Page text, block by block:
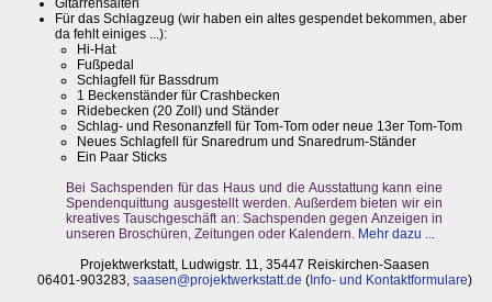
Gitarrensaiten
Für das Schlagzeug (wir haben ein altes gespendet bekommen, aber
da fehlt einiges ...):
Hi-Hat
Fußpedal
Schlagfell für Bassdrum
1 Beckenständer für Crashbecken
Ridebecken (20 Zoll) und Ständer
Schlag- und Resonanzfell für Tom-Tom oder neue 13er Tom-Tom
Neues Schlagfell für Snaredrum und Snaredrum-Ständer
Ein Paar Sticks
Bei Sachspenden für das Haus und die Ausstattung kann eine
Spendenquittung ausgestellt werden. Außerdem bieten wir ein
kreatives Tauschgeschäft an: Sachspenden gegen Anzeigen in
unseren Broschüren, Zeitungen oder Kalendern. Mehr dazu ...
Projektwerkstatt, Ludwigstr. 11, 35447 Reiskirchen-Saasen
06401-903283, saasen@projektwerkstatt.de (Info- und Kontaktformulare)